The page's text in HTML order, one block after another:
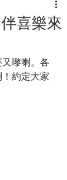
喜樂來
嚟喇。各
約定大家